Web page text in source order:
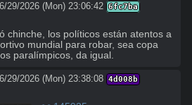
29/2026 (Mon) 23:06:42 6fc7ba
chinche, los políticos están atentos a
mundial para robar, sea copa
paralímpicos, da igual.
29/2026 (Mon) 23:38:08 4d008b